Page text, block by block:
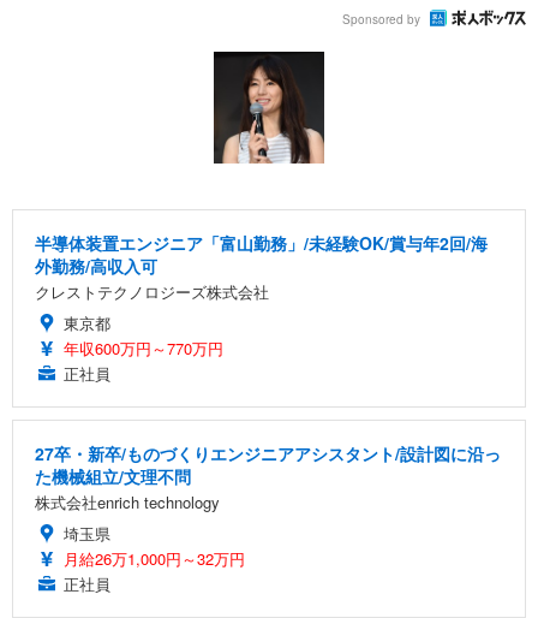
Sponsored by
半導体装置エンジニア「富山勤務」/未経験OK/賞与年2回/海
外勤務/高収入可
クレストテクノロジーズ株式会社
東京都
年収600万円～770万円
正社員
27卒・新卒/ものづくりエンジニアアシスタント/設計図に沿っ
た機械組立/文理不問
株式会社enrich technology
埼玉県
月給26万1,000円～32万円
正社員